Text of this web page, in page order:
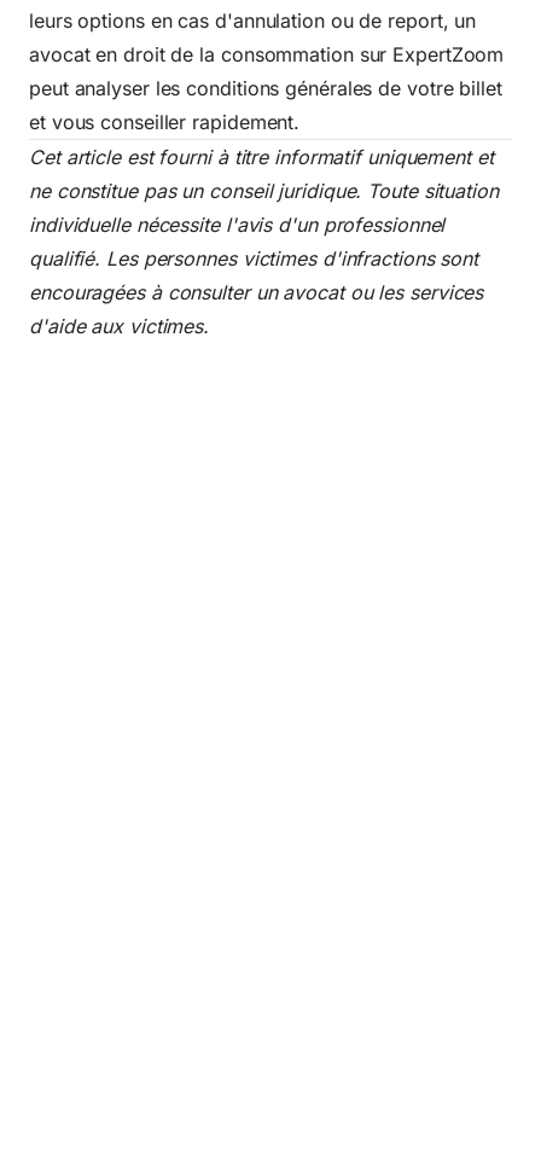
leurs options en cas d'annulation ou de report, un
avocat en droit de la consommation sur ExpertZoom
peut analyser les conditions générales de votre billet
et vous conseiller rapidement.
Cet article est fourni à titre informatif uniquement et
ne constitue pas un conseil juridique. Toute situation
individuelle nécessite l'avis d'un professionnel
qualifié. Les personnes victimes d'infractions sont
encouragées à consulter un avocat ou les services
d'aide aux victimes.